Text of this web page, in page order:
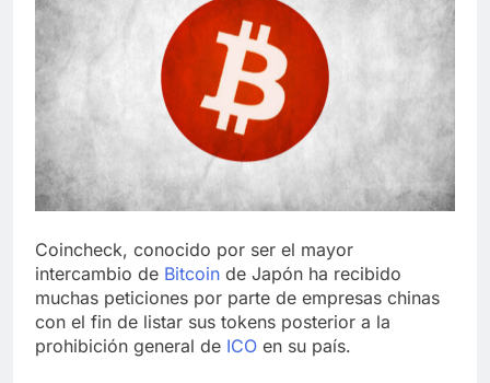
Coincheck, conocido por ser el mayor
intercambio de Bitcoin de Japón ha recibido
muchas peticiones por parte de empresas chinas
con el fin de listar sus tokens posterior a la
prohibición general de ICO en su país.